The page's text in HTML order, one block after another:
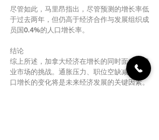
尽管如此，马里昂指出，尽管预测的增长率低
于过去两年，但仍高于经济合作与发展组织成
员国0.4%的人口增长率。
结论
综上所述，加拿大经济在增长的同时面临着就
业市场的挑战。通胀压力、职位空缺减少及人
口增长的变化将是未来经济发展的关键因素。